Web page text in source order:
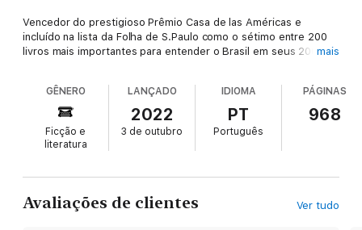
Vencedor do prestigioso Prêmio Casa de las Américas e
incluído na lista da Folha de S.Paulo como o sétimo entre 200
livros mais importantes para entender o Brasil em seus 200
Reino do Daomé, atual Benin, e trazida para ser escravizada na
Ilha de Itaparica, na Bahia.
No livro, Kehinde narra em detalhes a sua captura, a vida como
escravizada, os seus amores, as desilusões, os sofrimentos, as
na volta para a África, tornou-se uma empresária bem-
sucedida, apesar de todos os percalços e aventuras pelos
mais
GÊNERO
Ficção e
literatura
LANÇADO
2022
3 de outubro
IDIOMA
PT
Português
PÁGINAS
968
Avaliações de clientes Ver tudo